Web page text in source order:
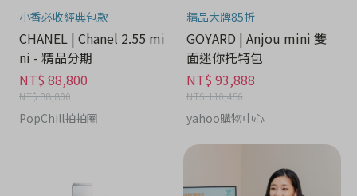
小香必收經典包款
CHANEL | Chanel 2.55 mi
ni - 精品分期
NT$ 88,800
NT$ 88,800
PopChill拍拍圈
精品大牌85折
GOYARD | Anjou mini 雙
面迷你托特包
NT$ 93,888
NT$ 110,456
yahoo購物中心